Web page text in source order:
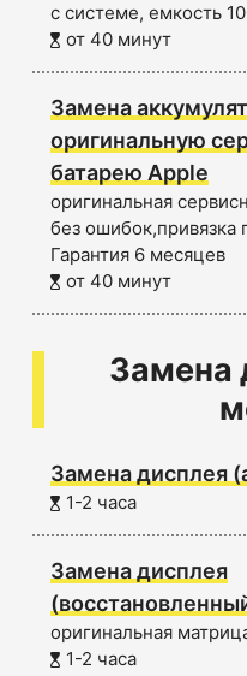
с системе, емкость
от 40 минут
Замена
оригинальную
батарею Apple
оригинальная
без ошибок,привязка
Гарантия 6 месяцев
от 40 минут
Замена
Замена дисплея
1-2 часа
Замена дисплея
оригинальная
1-2 часа